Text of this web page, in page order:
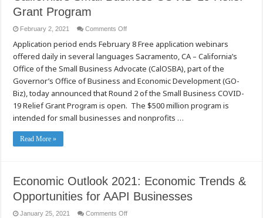
Grant Program
February 2, 2021 Comments Offon
Application
Round
Opens
California’s
Small
Business
COVID-
19
Relief
Program
Application period ends February 8 Free application webinars
offered daily in several languages Sacramento, CA – California’s
Office of the Small Business Advocate (CalOSBA), part of the
Governor’s Office of Business and Economic Development (GO-
Biz), today announced that Round 2 of the Small Business COVID-
19 Relief Grant Program is open. The $500 million program is
intended for small businesses and nonprofits …
Read More »
Economic Outlook 2021: Economic Trends &
Opportunities for AAPI Businesses
January 25, 2021 Comments Offon